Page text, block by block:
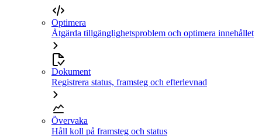
Optimera
Åtgärda tillgänglighetsproblem och optimera innehållet
Dokument
Registrera status, framsteg och efterlevnad
Övervaka
Håll koll på framsteg och status